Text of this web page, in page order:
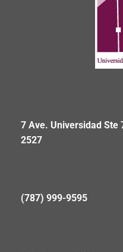
7 Ave. Universidad Ste
2527
(787) 999-9595